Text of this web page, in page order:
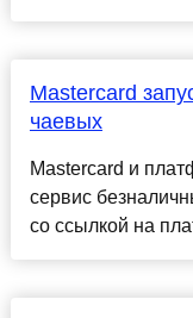
Mastercard
чаевых
Mastercard и
сервис
со ссылкой на